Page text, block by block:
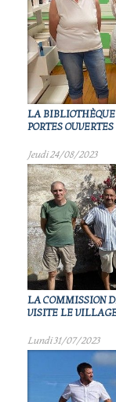
LA BIBLIOTHÈQUE
PORTES OUVERTES
Jeudi 24/08/2023
LA COMMISSION
VISITE LE
Lundi 31/07/2023